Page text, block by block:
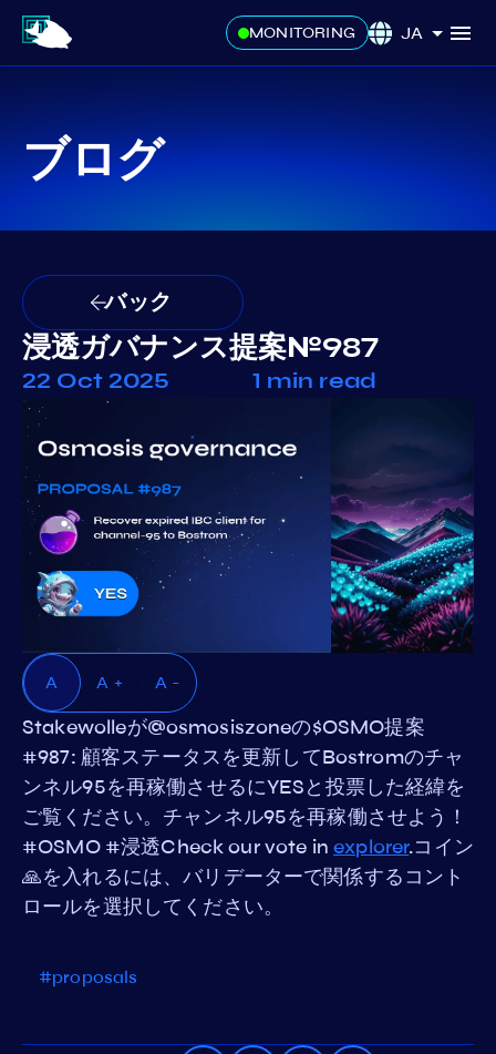
MONITORING JA
ブログ
バック
浸透ガバナンス提案№987
22 Oct 2025 1 min read
A A + A -
Stakewolleが@osmosiszoneの$OSMO提案
#987: 顧客ステータスを更新してBostromのチャ
ンネル95を再稼働させるにYESと投票した経緯を
ご覧ください。チャンネル95を再稼働させよう！
#OSMO #浸透Check our vote inexplorer.コイン
🙏を入れるには、バリデーターで関係するコント
ロールを選択してください。
#proposals